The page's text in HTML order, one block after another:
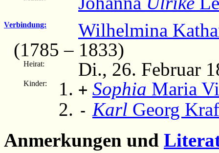
Verbindung:
Wilhelmina
(1785 – 1833)
Heirat: Di., 26. Februar
Kinder: + Sophia Maria
- Karl Georg
Anmerkungen und